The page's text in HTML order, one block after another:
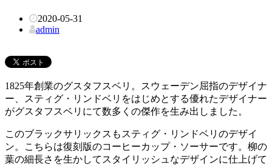
2020-05-31
admin
1825年創業のグスタフスベリ。スウェーデン屈指のデザイナ
ー、スティグ・リンドベリをはじめとする優れたデザイナー
がグスタフスベリにて数多くの傑作を生み出しました。
このブラックサリックスもスティグ・リンドベリのデザイ
ン。こちらは復刻版のコーヒーカップ・ソーサーです。柳の
葉の細長さを生かしてスタイリッシュなデザインに仕上げて